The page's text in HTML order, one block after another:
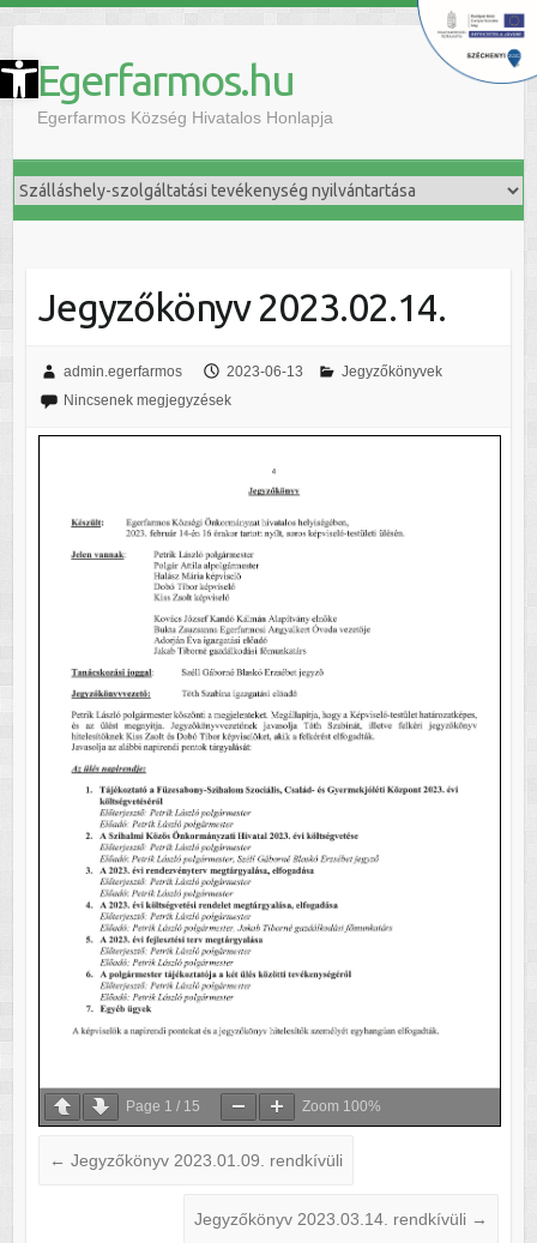
Eszköztár megnyitása Egerfarmos.hu
Egerfarmos Község Hivatalos Honlapja
Jegyzőkönyv 2023.02.14.
admin.egerfarmos 2023-06-13
Jegyzőkönyvek
Nincsenek megjegyzések
Page 1 / 15 Zoom 100%
← Jegyzőkönyv 2023.01.09. rendkívüli
Jegyzőkönyv 2023.03.14. rendkívüli →